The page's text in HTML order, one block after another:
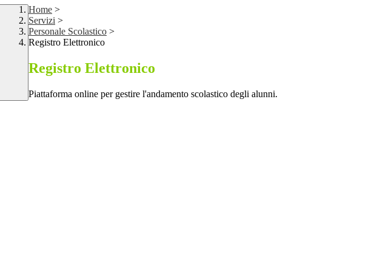
Home >
Servizi >
Personale Scolastico >
Registro Elettronico
Registro Elettronico
Piattaforma online per gestire l'andamento scolastico degli alunni.